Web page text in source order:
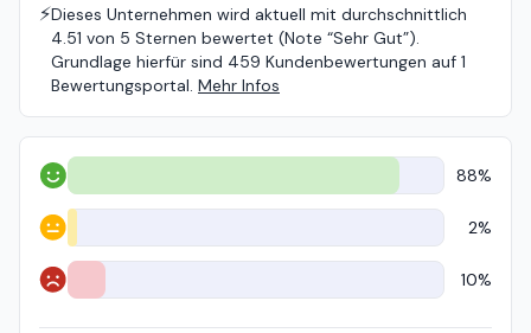
⚡️Dieses Unternehmen wird aktuell mit durchschnittlich
4.51 von 5 Sternen bewertet (Note “Sehr Gut”).
Grundlage hierfür sind 459 Kundenbewertungen auf 1
Bewertungsportal. Mehr Infos
Positiv 88%
Neutral 2%
Negativ 10%